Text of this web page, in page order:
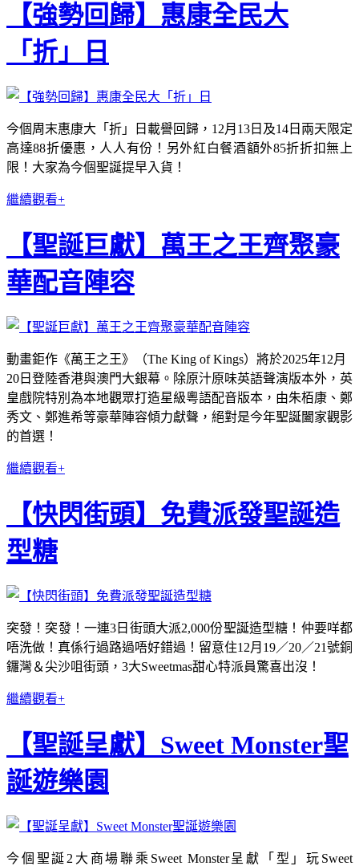
【強勢回歸】惠康全民大
「折」日
今個周末惠康大「折」日載譽回歸，12月13日及14日兩天限定
高達88折優惠，人人有份！另外紅白餐酒額外85折折扣無上
限！大家為今個聖誕提早入貨！
繼續觀看+
【聖誕巨獻】萬王之王齊聚豪
華配音陣容
動畫鉅作《萬王之王》（The King of Kings）將於2025年12月
20日登陸香港與澳門大銀幕。除原汁原味英語聲演版本外，英
皇戲院特別為本地觀眾打造星級粵語配音版本，由朱栢康、鄭
秀文、鄭進希等豪華陣容傾力獻聲，絕對是今年聖誕闔家觀影
的首選！
繼續觀看+
【快閃街頭】免費派發聖誕造
型糖
突發！突發！一連3日街頭大派2,000份聖誕造型糖！仲要咩都
唔洗做！真係行過路過唔好錯過！留意住12月19／20／21號銅
鑼灣＆尖沙咀街頭，3大Sweetmas甜心特派員驚喜出沒！
繼續觀看+
【聖誕呈獻】Sweet Monster聖
誕遊樂園
今個聖誕2大商場聯乘Sweet Monster呈獻「型」玩Sweet